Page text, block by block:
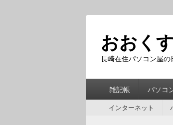
おおく
長崎在住パソコン屋の
雑記帳 パソコ
インターネット